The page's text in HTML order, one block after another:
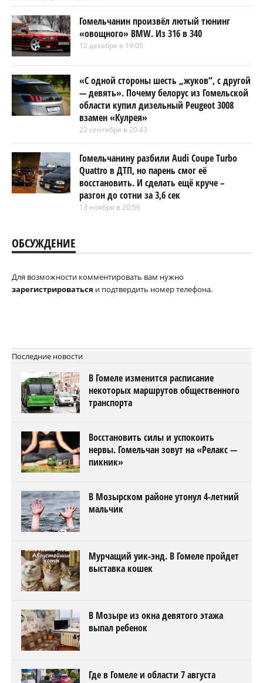
Гомельчанин произвёл лютый тюнинг
«овощного» BMW. Из 316 в 340
12 декабря в 19:05
«С одной стороны шесть „жуков“, с другой
— девять». Почему белорус из Гомельской
области купил дизельный Peugeot 3008
взамен «Кулрея»
22 сентября в 20:43
Гомельчанину разбили Audi Coupe Turbo
Quattro в ДТП, но парень смог её
восстановить. И сделать ещё круче –
разгон до сотни за 3,6 сек
13 ноября в 20:56
ОБСУЖДЕНИЕ
Для возможности комментировать вам нужно
зарегистрироваться и подтвердить номер телефона.
Последние новости
В Гомеле изменится расписание
некоторых маршрутов общественного
транспорта
Восстановить силы и успокоить
нервы. Гомельчан зовут на «Релакс —
пикник»
В Мозырском районе утонул 4-летний
мальчик
Мурчащий уик-энд. В Гомеле пройдет
выставка кошек
В Мозыре из окна девятого этажа
выпал ребенок
Где в Гомеле и области 7 августа